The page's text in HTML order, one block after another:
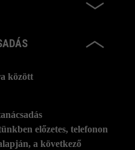
között
előzetes, telefonon
a következő